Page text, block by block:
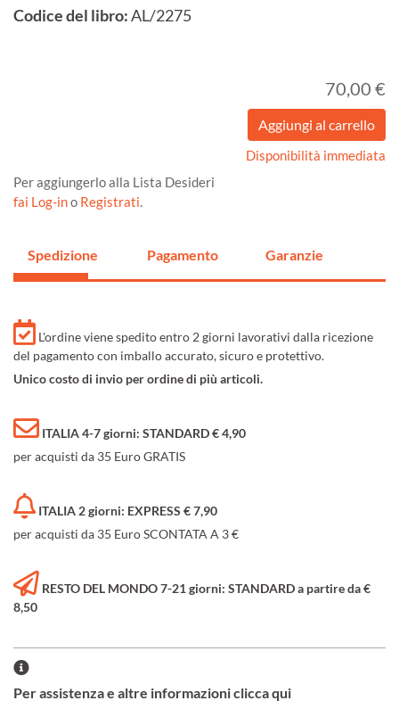
Codice del libro:AL/2275
70,00 €
Disponibilità immediata
Per aggiungerlo alla Lista Desideri
fai Log-ino Registrati.
Spedizione Pagamento Garanzie
L'ordine viene spedito entro 2 giorni lavorativi dalla ricezione
del pagamento con imballo accurato, sicuro e protettivo.
Unico costo di invio per ordine di più articoli.
ITALIA 4-7 giorni: STANDARD € 4,90
per acquisti da 35 Euro GRATIS
ITALIA 2 giorni: EXPRESS € 7,90
per acquisti da 35 Euro SCONTATA A 3 €
RESTO DEL MONDO 7-21 giorni: STANDARD a partire da €
8,50
Per assistenza e altre informazioni clicca qui